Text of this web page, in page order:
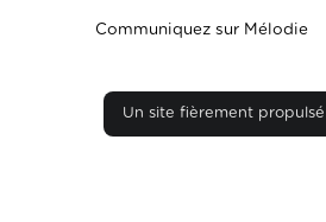
Communiquez sur Mélodie
Un site fièrement